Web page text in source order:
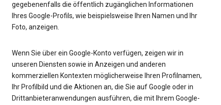
gegebenenfalls die öffentlich zugänglichen Informationen
Ihres Google-Profils, wie beispielsweise Ihren Namen und Ihr
Foto, anzeigen.
Wenn Sie über ein Google-Konto verfügen, zeigen wir in
unseren Diensten sowie in Anzeigen und anderen
kommerziellen Kontexten möglicherweise Ihren Profilnamen,
Ihr Profilbild und die Aktionen an, die Sie auf Google oder in
Drittanbieteranwendungen ausführen, die mit Ihrem Google-